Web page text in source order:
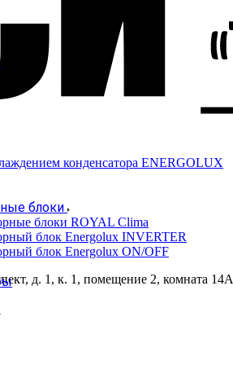
д. 1, к. 1, помещение 2, комната 14А
конденсатора ENERGOLUX
блоки
блоки ROYAL Clima
блок Energolux INVERTER
блок Energolux ON/OFF